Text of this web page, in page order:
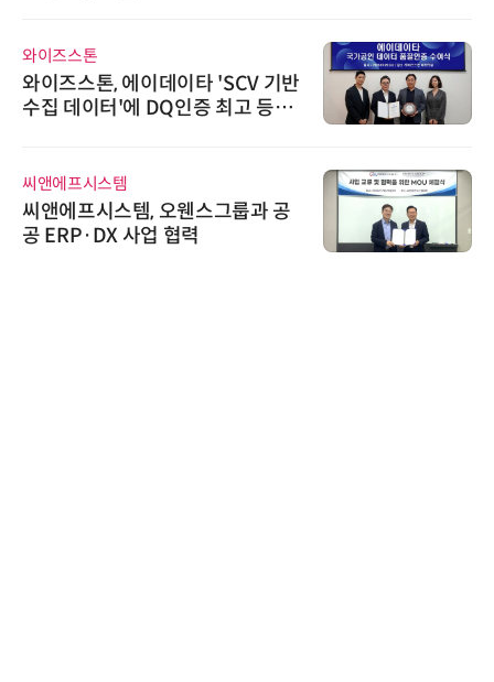
와이즈스톤
와이즈스톤, 에이데이타 'SCV 기반
수집 데이터'에 DQ인증 최고 등급
씨앤에프시스템
씨앤에프시스템, 오웬스그룹과 공
공 ERP·DX 사업 협력